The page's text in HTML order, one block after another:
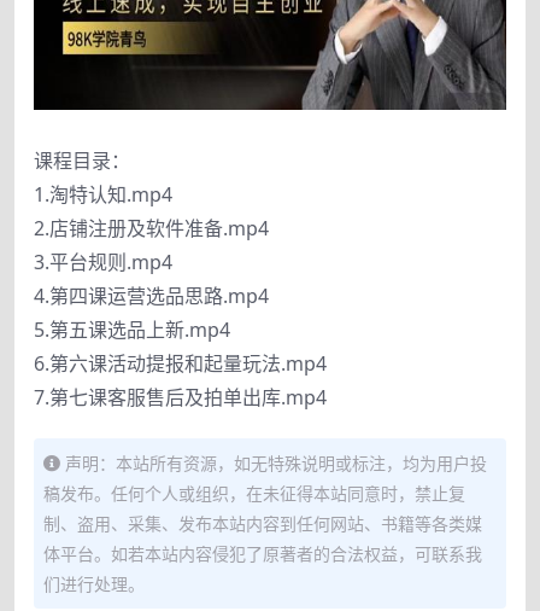
课程目录：
1.淘特认知.mp4
2.店铺注册及软件准备.mp4
3.平台规则.mp4
4.第四课运营选品思路.mp4
5.第五课选品上新.mp4
6.第六课活动提报和起量玩法.mp4
7.第七课客服售后及拍单出库.mp4
声明：本站所有资源，如无特殊说明或标注，均为用户投
稿发布。任何个人或组织，在未征得本站同意时，禁止复
制、盗用、采集、发布本站内容到任何网站、书籍等各类媒
体平台。如若本站内容侵犯了原著者的合法权益，可联系我
们进行处理。